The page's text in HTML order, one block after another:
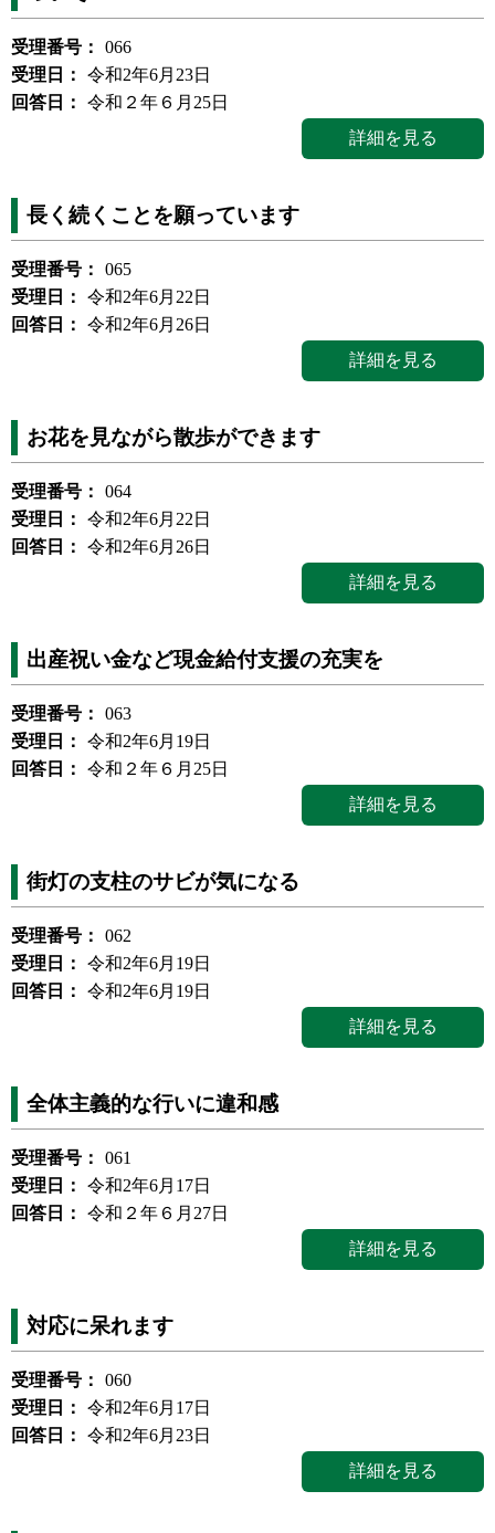
受理番号：
066
受理日：
令和2年6月23日
回答日：
令和２年６月25日
詳細を見る
長く続くことを願っています
受理番号：
065
受理日：
令和2年6月22日
回答日：
令和2年6月26日
詳細を見る
お花を見ながら散歩ができます
受理番号：
064
受理日：
令和2年6月22日
回答日：
令和2年6月26日
詳細を見る
出産祝い金など現金給付支援の充実を
受理番号：
063
受理日：
令和2年6月19日
回答日：
令和２年６月25日
詳細を見る
街灯の支柱のサビが気になる
受理番号：
062
受理日：
令和2年6月19日
回答日：
令和2年6月19日
詳細を見る
全体主義的な行いに違和感
受理番号：
061
受理日：
令和2年6月17日
回答日：
令和２年６月27日
詳細を見る
対応に呆れます
受理番号：
060
受理日：
令和2年6月17日
回答日：
令和2年6月23日
詳細を見る